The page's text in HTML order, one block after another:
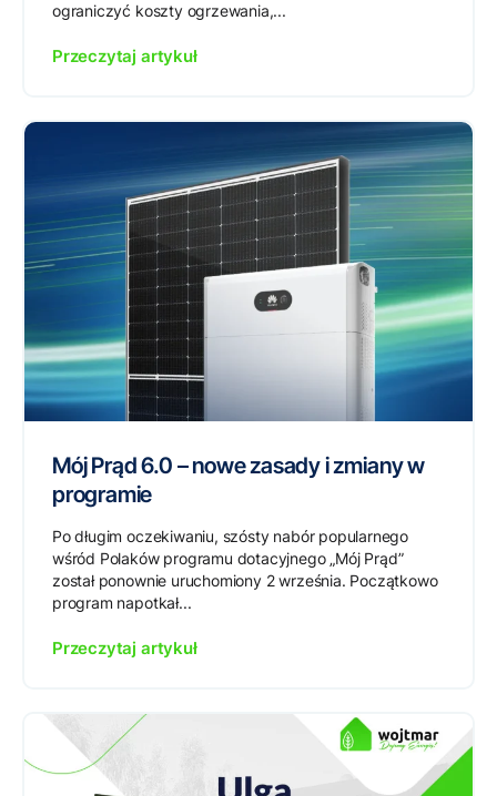
ograniczyć koszty ogrzewania,...
Przeczytaj artykuł
Mój Prąd 6.0 – nowe zasady i zmiany w
programie
Po długim oczekiwaniu, szósty nabór popularnego
wśród Polaków programu dotacyjnego „Mój Prąd”
został ponownie uruchomiony 2 września. Początkowo
program napotkał...
Przeczytaj artykuł